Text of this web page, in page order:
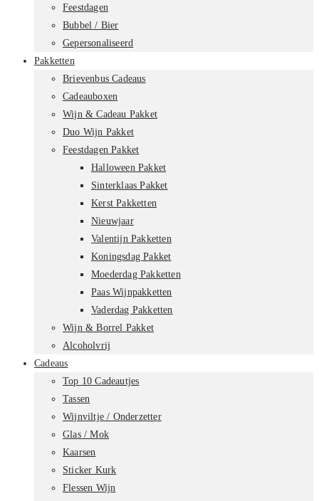
Feestdagen
Bubbel / Bier
Gepersonaliseerd
Pakketten
Brievenbus Cadeaus
Cadeauboxen
Wijn & Cadeau Pakket
Duo Wijn Pakket
Feestdagen Pakket
Halloween Pakket
Sinterklaas Pakket
Kerst Pakketten
Nieuwjaar
Valentijn Pakketten
Koningsdag Pakket
Moederdag Pakketten
Paas Wijnpakketten
Vaderdag Pakketten
Wijn & Borrel Pakket
Alcoholvrij
Cadeaus
Top 10 Cadeautjes
Tassen
Wijnviltje / Onderzetter
Glas / Mok
Kaarsen
Sticker Kurk
Flessen Wijn